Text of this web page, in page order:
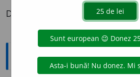
Definiția cu ID-ul 355228:
Explicative DEX